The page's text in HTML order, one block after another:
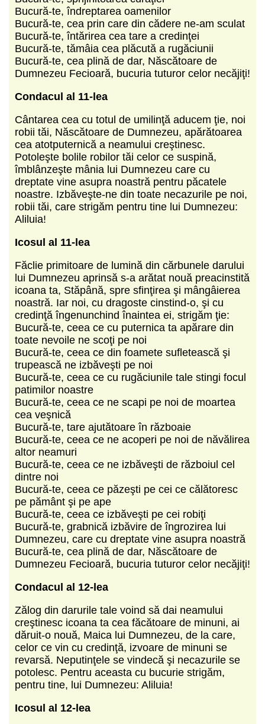
Bucură-te, îndreptarea oamenilor
Bucură-te, cea prin care din cădere ne-am sculat
Bucură-te, întărirea cea tare a credinţei
Bucură-te, tămâia cea plăcută a rugăciunii
Bucură-te, cea plină de dar, Născătoare de
Dumnezeu Fecioară, bucuria tuturor celor necăjiţi!
Condacul al 11-lea
Cântarea cea cu totul de umilinţă aducem ţie, noi
robii tăi, Născătoare de Dumnezeu, apărătoarea
cea atotputernică a neamului creştinesc.
Potoleşte bolile robilor tăi celor ce suspină,
îmblânzeşte mânia lui Dumnezeu care cu
dreptate vine asupra noastră pentru păcatele
noastre. Izbăveşte-ne din toate necazurile pe noi,
robii tăi, care strigăm pentru tine lui Dumnezeu:
Aliluia!
Icosul al 11-lea
Făclie primitoare de lumină din cărbunele darului
lui Dumnezeu aprinsă s-a arătat nouă preacinstită
icoana ta, Stăpână, spre sfinţirea şi mângâierea
noastră. Iar noi, cu dragoste cinstind-o, şi cu
credinţă îngenunchind înaintea ei, strigăm ţie:
Bucură-te, ceea ce cu puternica ta apărare din
toate nevoile ne scoţi pe noi
Bucură-te, ceea ce din foamete sufletească şi
trupească ne izbăveşti pe noi
Bucură-te, ceea ce cu rugăciunile tale stingi focul
patimilor noastre
Bucură-te, ceea ce ne scapi pe noi de moartea
cea veşnică
Bucură-te, tare ajutătoare în războaie
Bucură-te, ceea ce ne acoperi pe noi de năvălirea
altor neamuri
Bucură-te, ceea ce ne izbăveşti de războiul cel
dintre noi
Bucură-te, ceea ce păzeşti pe cei ce călătoresc
pe pământ şi pe ape
Bucură-te, ceea ce izbăveşti pe cei robiţi
Bucură-te, grabnică izbăvire de îngrozirea lui
Dumnezeu, care cu dreptate vine asupra noastră
Bucură-te, cea plină de dar, Născătoare de
Dumnezeu Fecioară, bucuria tuturor celor necăjiţi!
Condacul al 12-lea
Zălog din darurile tale voind să dai neamului
creştinesc icoana ta cea făcătoare de minuni, ai
dăruit-o nouă, Maica lui Dumnezeu, de la care,
celor ce vin cu credinţă, izvoare de minuni se
revarsă. Neputinţele se vindecă şi necazurile se
potolesc. Pentru aceasta cu bucurie strigăm,
pentru tine, lui Dumnezeu: Aliluia!
Icosul al 12-lea